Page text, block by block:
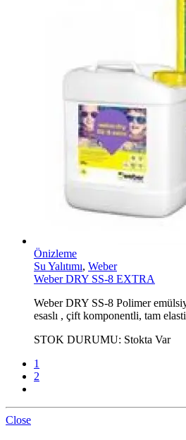
Önizleme
Su Yalıtımı, Weber
Weber DRY SS-8 EXTRA
Weber DRY SS-8 Polimer
esaslı , çift komponentli, tam
STOK DURUMU: Stokta Var
1
2
Close